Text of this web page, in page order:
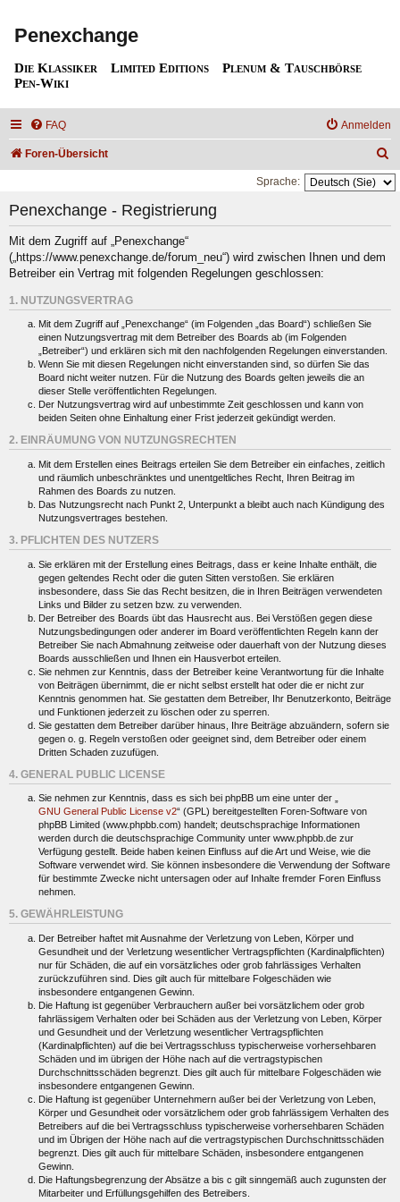
Penexchange
Die Klassiker Limited Editions
Plenum & Tauschbörse
Pen-Wiki
FAQ Anmelden
Foren-Übersicht
u
h
Sprache:
Penexchange - Registrierung
Mit dem Zugriff auf „Penexchange“
(„https://www.penexchange.de/forum_neu“) wird zwischen Ihnen und dem
Betreiber ein Vertrag mit folgenden Regelungen geschlossen:
1. NUTZUNGSVERTRAG
Mit dem Zugriff auf „Penexchange“ (im Folgenden „das Board“) schließen Sie
einen Nutzungsvertrag mit dem Betreiber des Boards ab (im Folgenden
„Betreiber“) und erklären sich mit den nachfolgenden Regelungen einverstanden.
Wenn Sie mit diesen Regelungen nicht einverstanden sind, so dürfen Sie das
Board nicht weiter nutzen. Für die Nutzung des Boards gelten jeweils die an
dieser Stelle veröffentlichten Regelungen.
Der Nutzungsvertrag wird auf unbestimmte Zeit geschlossen und kann von
beiden Seiten ohne Einhaltung einer Frist jederzeit gekündigt werden.
2. EINRÄUMUNG VON NUTZUNGSRECHTEN
Mit dem Erstellen eines Beitrags erteilen Sie dem Betreiber ein einfaches, zeitlich
und räumlich unbeschränktes und unentgeltliches Recht, Ihren Beitrag im
Rahmen des Boards zu nutzen.
Das Nutzungsrecht nach Punkt 2, Unterpunkt a bleibt auch nach Kündigung des
Nutzungsvertrages bestehen.
3. PFLICHTEN DES NUTZERS
Sie erklären mit der Erstellung eines Beitrags, dass er keine Inhalte enthält, die
gegen geltendes Recht oder die guten Sitten verstoßen. Sie erklären
insbesondere, dass Sie das Recht besitzen, die in Ihren Beiträgen verwendeten
Links und Bilder zu setzen bzw. zu verwenden.
Der Betreiber des Boards übt das Hausrecht aus. Bei Verstößen gegen diese
Nutzungsbedingungen oder anderer im Board veröffentlichten Regeln kann der
Betreiber Sie nach Abmahnung zeitweise oder dauerhaft von der Nutzung dieses
Boards ausschließen und Ihnen ein Hausverbot erteilen.
Sie nehmen zur Kenntnis, dass der Betreiber keine Verantwortung für die Inhalte
von Beiträgen übernimmt, die er nicht selbst erstellt hat oder die er nicht zur
Kenntnis genommen hat. Sie gestatten dem Betreiber, Ihr Benutzerkonto, Beiträge
und Funktionen jederzeit zu löschen oder zu sperren.
Sie gestatten dem Betreiber darüber hinaus, Ihre Beiträge abzuändern, sofern sie
gegen o. g. Regeln verstoßen oder geeignet sind, dem Betreiber oder einem
Dritten Schaden zuzufügen.
4. GENERAL PUBLIC LICENSE
Sie nehmen zur Kenntnis, dass es sich bei phpBB um eine unter der „
GNU General Public License v2“ (GPL) bereitgestellten Foren-Software von
phpBB Limited (www.phpbb.com) handelt; deutschsprachige Informationen
werden durch die deutschsprachige Community unter www.phpbb.de zur
Verfügung gestellt. Beide haben keinen Einfluss auf die Art und Weise, wie die
Software verwendet wird. Sie können insbesondere die Verwendung der Software
für bestimmte Zwecke nicht untersagen oder auf Inhalte fremder Foren Einfluss
nehmen.
5. GEWÄHRLEISTUNG
Der Betreiber haftet mit Ausnahme der Verletzung von Leben, Körper und
Gesundheit und der Verletzung wesentlicher Vertragspflichten (Kardinalpflichten)
nur für Schäden, die auf ein vorsätzliches oder grob fahrlässiges Verhalten
zurückzuführen sind. Dies gilt auch für mittelbare Folgeschäden wie
insbesondere entgangenen Gewinn.
Die Haftung ist gegenüber Verbrauchern außer bei vorsätzlichem oder grob
fahrlässigem Verhalten oder bei Schäden aus der Verletzung von Leben, Körper
und Gesundheit und der Verletzung wesentlicher Vertragspflichten
(Kardinalpflichten) auf die bei Vertragsschluss typischerweise vorhersehbaren
Schäden und im übrigen der Höhe nach auf die vertragstypischen
Durchschnittsschäden begrenzt. Dies gilt auch für mittelbare Folgeschäden wie
insbesondere entgangenen Gewinn.
Die Haftung ist gegenüber Unternehmern außer bei der Verletzung von Leben,
Körper und Gesundheit oder vorsätzlichem oder grob fahrlässigem Verhalten des
Betreibers auf die bei Vertragsschluss typischerweise vorhersehbaren Schäden
und im Übrigen der Höhe nach auf die vertragstypischen Durchschnittsschäden
begrenzt. Dies gilt auch für mittelbare Schäden, insbesondere entgangenen
Gewinn.
Die Haftungsbegrenzung der Absätze a bis c gilt sinngemäß auch zugunsten der
Mitarbeiter und Erfüllungsgehilfen des Betreibers.